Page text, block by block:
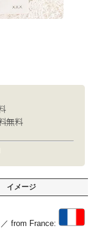
イメージ
／ from France: